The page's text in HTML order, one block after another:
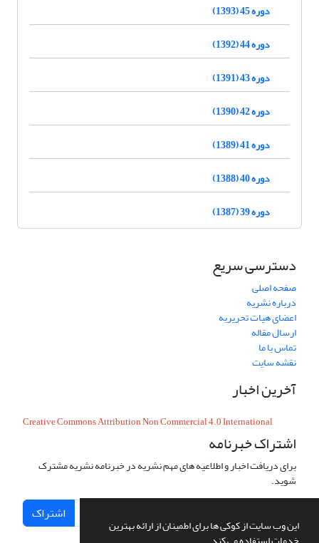
این وب سایت از کوکی ها برای اطمینان از ارائه بهترین
دوره 45 (1393)
دوره 44 (1392)
دوره 43 (1391)
دوره 42 (1390)
دوره 41 (1389)
دوره 40 (1388)
دوره 39 (1387)
دسترسی سریع
صفحه اصلی
درباره نشریه
اعضای هیات تحریریه
ارسال مقاله
تماس با ما
نقشه سایت
آخرین اخبار
Creative Commons Attribution Non Commercial 4.0 International
اشتراک خبرنامه
برای دریافت اخبار و اطلاعیه های مهم نشریه در خبرنامه نشریه مشترک
شوید.
اشتراک